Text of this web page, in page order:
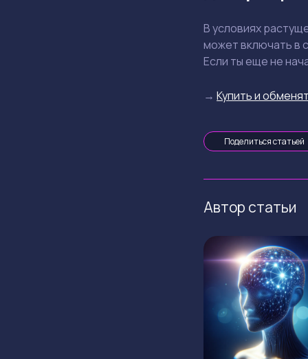
В условиях
может включать в
Если ты еще не
→ Купить и
Поделиться статьей
Автор статьи